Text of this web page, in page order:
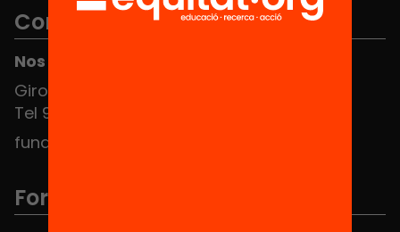
Contacto
Nos puedes encontrar en el HUB Social
Girona 34, interior 08010 Barcelona
Tel 934 588 700
fundacio@equitat.org
Formamos parte de...